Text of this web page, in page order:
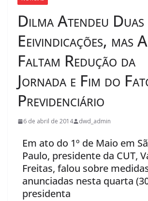
Dilma Atendeu Duas
Eeivindicações, mas
Faltam Redução da
Jornada e Fim do
Previdenciário
6 de abril de 2014 dwd_admin
Em ato do 1º de Maio em
Paulo, presidente da CUT,
Freitas, falou sobre
anunciadas nesta quarta
presidenta